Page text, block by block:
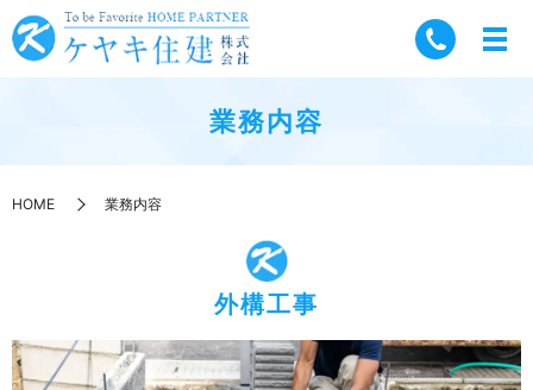
業務内容
HOME 業務内容
外構工事